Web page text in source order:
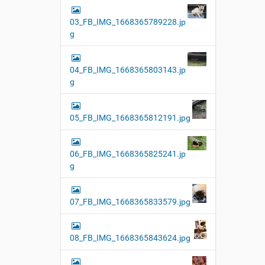
03_FB_IMG_1668365789228.jp
g
04_FB_IMG_1668365803143.jp
g
05_FB_IMG_1668365812191.jpg
06_FB_IMG_1668365825241.jp
g
07_FB_IMG_1668365833579.jpg
08_FB_IMG_1668365843624.jpg